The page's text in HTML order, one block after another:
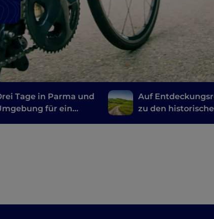
Tage in Parma und
für ein
Auf
zu den